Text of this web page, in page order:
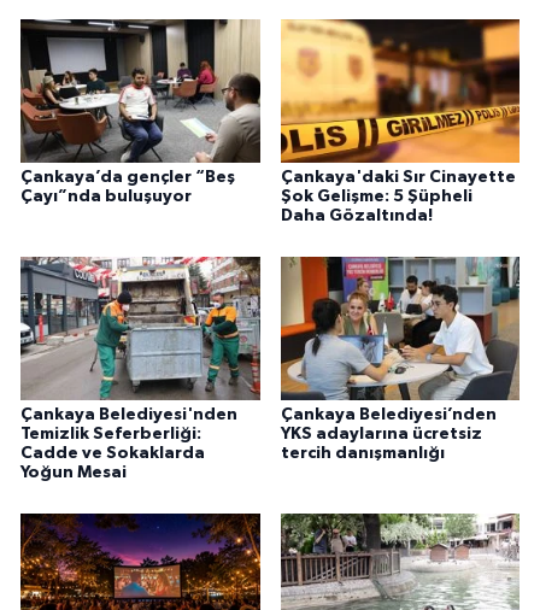
Çankaya’da gençler “Beş
Çayı”nda buluşuyor
Çankaya'daki Sır Cinayette
Şok Gelişme: 5 Şüpheli
Daha Gözaltında!
Çankaya Belediyesi'nden
Temizlik Seferberliği:
Cadde ve Sokaklarda
Yoğun Mesai
Çankaya Belediyesi’nden
YKS adaylarına ücretsiz
tercih danışmanlığı